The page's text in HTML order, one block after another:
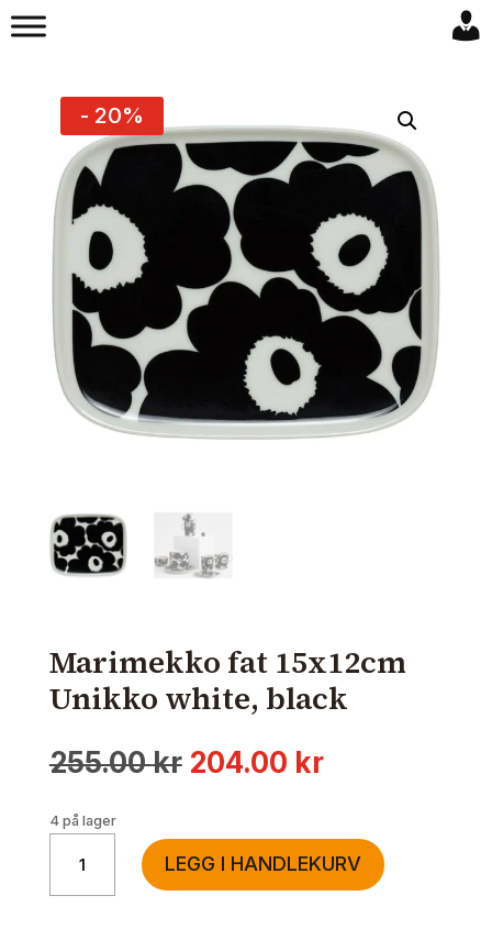
- 20%
Marimekko fat 15x12cm
Unikko white, black
255.00kr Opprinnelig
255.00 kr.
204.00 krNåværende
204.00 kr.
4 på lager
15x12cm
LEGG I HANDLEKURV